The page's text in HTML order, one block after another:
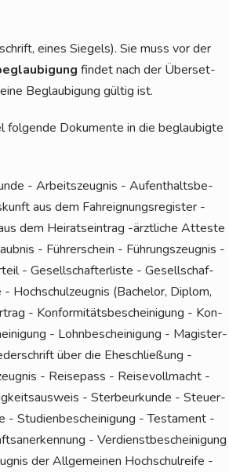
eines Sie­gels). Sie muss vor der
fin­det nach der Über­set­
Beglau­bi­gung gül­tig ist.
fol­gen­de Doku­men­te in die beglau­big­te
- Arbeits­zeug­nis - Auf­ent­halts­be­
aus dem Fahr­eig­nungs­re­gis­ter -
dem Hei­rats­ein­trag -ärzt­li­che Attes­te
- Füh­rer­schein - Füh­rungs­zeug­nis -
- Gesell­schaft­er­lis­te - Gesell­schaf­
Hoch­schul­zeug­nis (Bache­lor, Diplom,
- Kon­for­mi­täts­be­schei­ni­gung - Kon­
- Lohn­be­schei­ni­gung - Magis­ter­
über die Ehe­schlie­ßung -
- Rei­se­pass - Rei­se­voll­macht -
- Ster­be­ur­kun­de - Steu­er­
- Stu­di­en­be­schei­ni­gung - Tes­ta­ment -
- Ver­dienst­be­schei­ni­gung
der All­ge­mei­nen Hoch­schul­rei­fe -